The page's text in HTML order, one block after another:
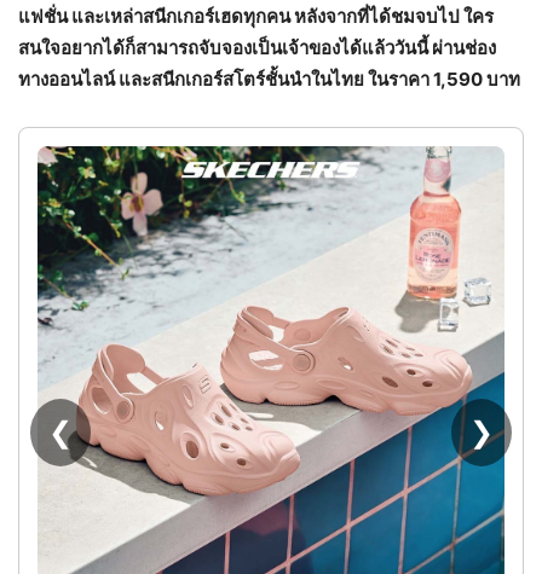
แฟชั่น และเหล่าสนีกเกอร์เฮดทุกคน หลังจากที่ได้ชมจบไป ใคร
สนใจอยากได้ก็สามารถจับจองเป็นเจ้าของได้แล้ววันนี้ ผ่านช่อง
ทางออนไลน์ และสนีกเกอร์สโตร์ชั้นนำในไทย ในราคา 1,590 บาท
❮ ❯